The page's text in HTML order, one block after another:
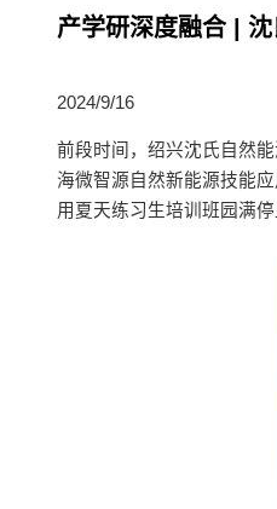
产学研深度融合 |
2024/9/16
前段时间，绍兴沈氏自然
海微智源自然新能源技能
用夏天练习生培训班园满停